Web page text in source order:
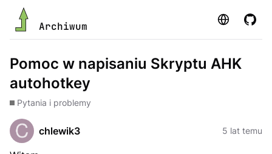
Archiwum Strona
Pomoc w napisaniu Skryptu AHK
autohotkey
Pytania i problemy
chlewik3 5 lat temu